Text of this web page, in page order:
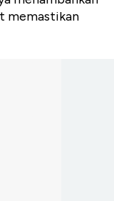
memastikan